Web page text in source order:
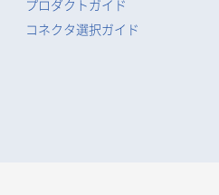
プロダクトガイド
コネクタ選択ガイド